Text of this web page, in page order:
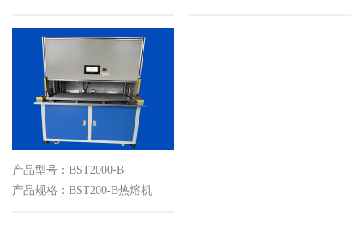
产品型号：BST2000-B
产品规格：BST200-B热熔机